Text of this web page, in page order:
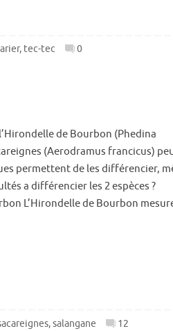
, tec-tec 0
de Bourbon (Phedina
(Aerodramus francicus)
permettent de les différencier,
a différencier les 2 espèces ?
L’Hirondelle de Bourbon
,salangane 12